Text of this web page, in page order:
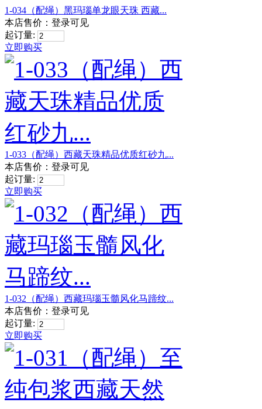
1-034（配绳）黑玛瑙单龙眼天珠 西藏...
本店售价： 登录可见
起订量:
立即购买
1-033（配绳）西藏天珠精品优质红砂九...
本店售价： 登录可见
起订量:
立即购买
1-032（配绳）西藏玛瑙玉髓风化马蹄纹...
本店售价： 登录可见
起订量:
立即购买